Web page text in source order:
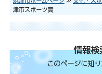
津市スポーツ賞
情報検
このページに知